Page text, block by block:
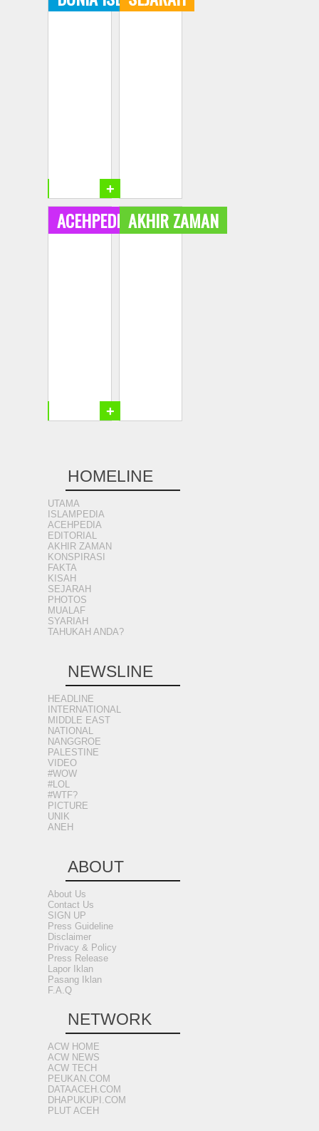
+
ACEHPEDIAAKHIR ZAMAN
+
HOMELINE
UTAMA
ISLAMPEDIA
ACEHPEDIA
EDITORIAL
AKHIR ZAMAN
KONSPIRASI
FAKTA
KISAH
SEJARAH
PHOTOS
MUALAF
SYARIAH
TAHUKAH ANDA?
NEWSLINE
HEADLINE
INTERNATIONAL
MIDDLE EAST
NATIONAL
NANGGROE
PALESTINE
VIDEO
#WOW
#LOL
#WTF?
PICTURE
UNIK
ANEH
ABOUT
About Us
Contact Us
SIGN UP
Press Guideline
Disclaimer
Privacy & Policy
Press Release
Lapor Iklan
Pasang Iklan
F.A.Q
NETWORK
ACW HOME
ACW NEWS
ACW TECH
PEUKAN.COM
DATAACEH.COM
DHAPUKUPI.COM
PLUT ACEH